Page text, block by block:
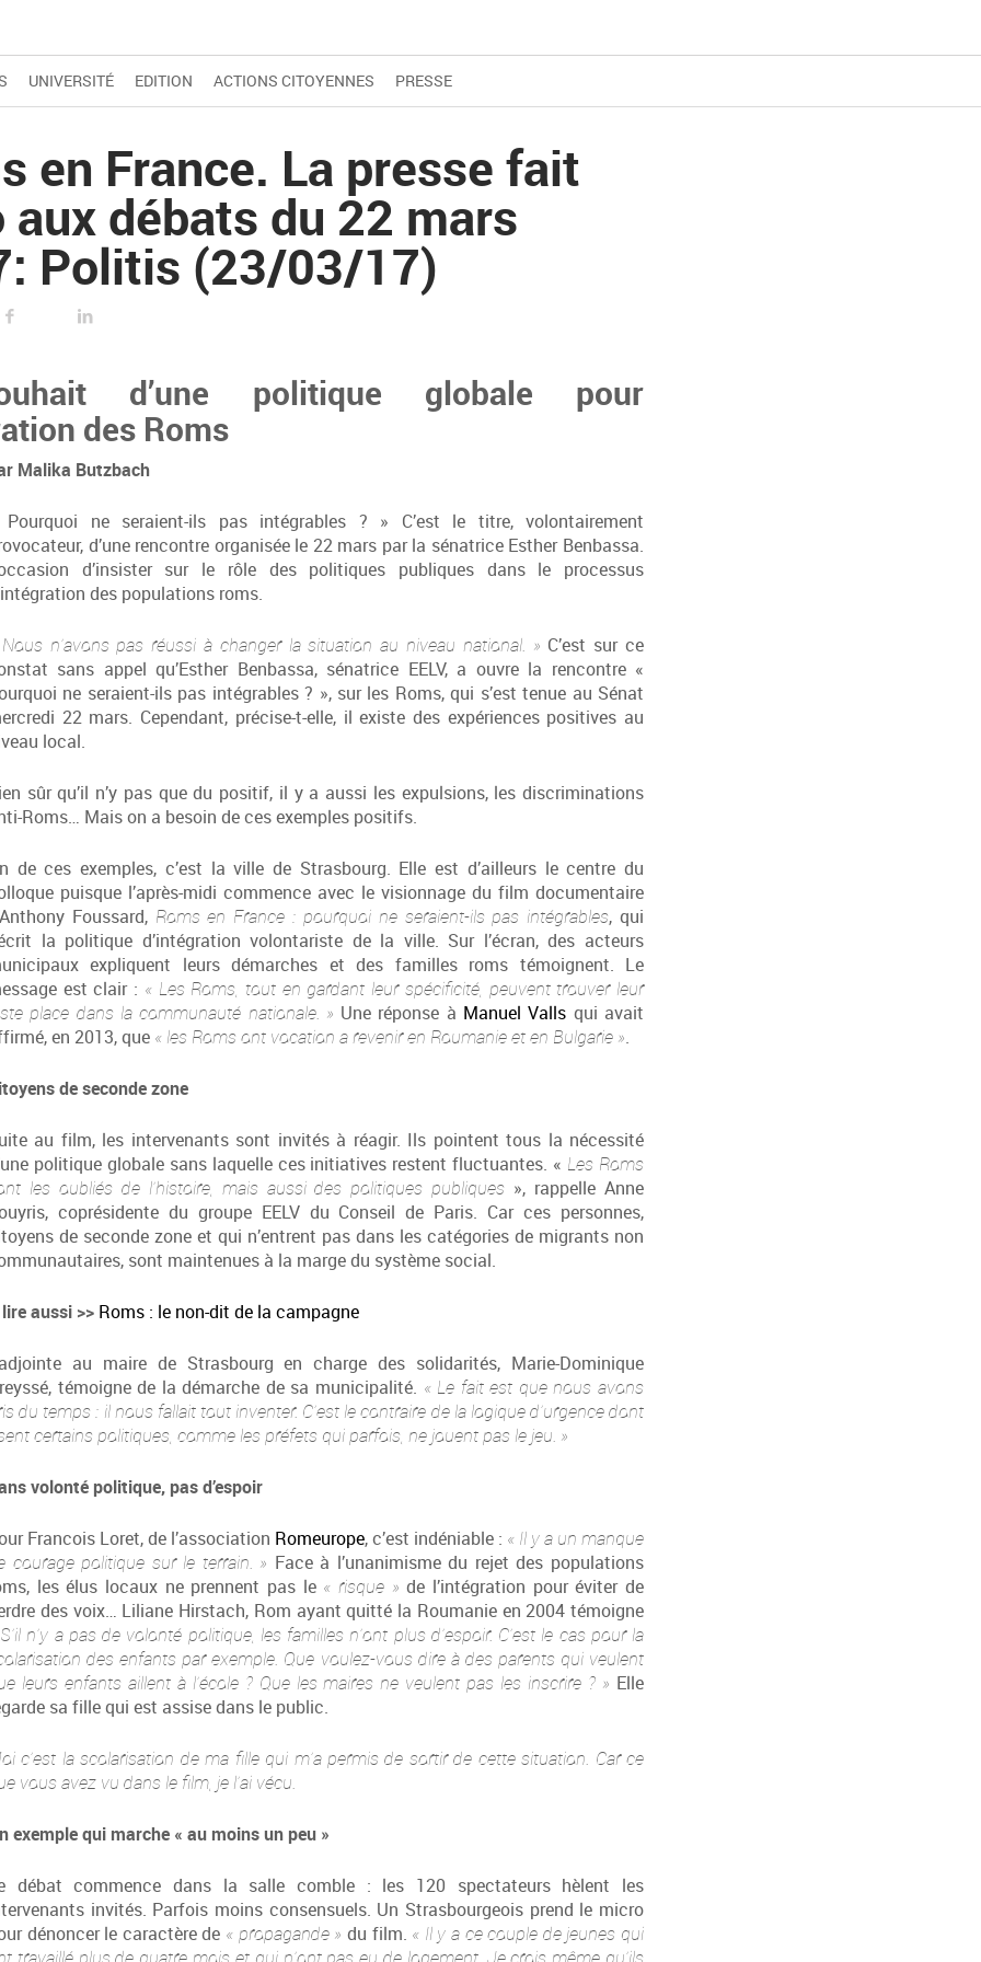
UNIVERSITÉ EDITION ACTIONS CITOYENNES PRESSE
en France. La presse fait
aux débats du 22 mars
Politis (23/03/17)
d’une politique globale pour
des Roms
Malika Butzbach
Pourquoi ne seraient-ils pas intégrables ? » C’est le titre, volontairement
d’une rencontre organisée le 22 mars par la sénatrice Esther Benbassa.
d’insister sur le rôle des politiques publiques dans le processus
des populations roms.
n’avons pas réussi à changer la situation au niveau national. » C’est sur ce
sans appel qu’Esther Benbassa, sénatrice EELV, a ouvre la rencontre «
ne seraient-ils pas intégrables ? », sur les Roms, qui s’est tenue au Sénat
22 mars. Cependant, précise-t-elle, il existe des expériences positives au
local.
sûr qu’il n’y pas que du positif, il y a aussi les expulsions, les discriminations
Roms… Mais on a besoin de ces exemples positifs.
de ces exemples, c’est la ville de Strasbourg. Elle est d’ailleurs le centre du
puisque l’après-midi commence avec le visionnage du film documentaire
Foussard, Roms en France : pourquoi ne seraient-ils pas intégrables, qui
la politique d’intégration volontariste de la ville. Sur l’écran, des acteurs
expliquent leurs démarches et des familles roms témoignent. Le
est clair : « Les Roms, tout en gardant leur spécificité, peuvent trouver leur
place dans la communauté nationale. » Une réponse à Manuel Valls qui avait
en 2013, que « les Roms ont vocation a revenir en Roumanie et en Bulgarie ».
de seconde zone
au film, les intervenants sont invités à réagir. Ils pointent tous la nécessité
politique globale sans laquelle ces initiatives restent fluctuantes. « Les Roms
les oubliés de l’histoire, mais aussi des politiques publiques », rappelle Anne
coprésidente du groupe EELV du Conseil de Paris. Car ces personnes,
de seconde zone et qui n’entrent pas dans les catégories de migrants non
sont maintenues à la marge du système social.
aussi >> Roms : le non-dit de la campagne
au maire de Strasbourg en charge des solidarités, Marie-Dominique
témoigne de la démarche de sa municipalité. « Le fait est que nous avons
du temps : il nous fallait tout inventer. C’est le contraire de la logique d’urgence dont
certains politiques, comme les préfets qui parfois, ne jouent pas le jeu. »
volonté politique, pas d’espoir
Francois Loret, de l’association Romeurope, c’est indéniable : « Il y a un manque
courage politique sur le terrain. » Face à l’unanimisme du rejet des populations
les élus locaux ne prennent pas le « risque » de l’intégration pour éviter de
des voix… Liliane Hirstach, Rom ayant quitté la Roumanie en 2004 témoigne
n’y a pas de volonté politique, les familles n’ont plus d’espoir. C’est le cas pour la
des enfants par exemple. Que voulez-vous dire à des parents qui veulent
leurs enfants aillent à l’école ? Que les maires ne veulent pas les inscrire ? » Elle
sa fille qui est assise dans le public.
c’est la scolarisation de ma fille qui m’a permis de sortir de cette situation. Car ce
vous avez vu dans le film, je l’ai vécu.
exemple qui marche « au moins un peu »
débat commence dans la salle comble : les 120 spectateurs hèlent les
invités. Parfois moins consensuels. Un Strasbourgeois prend le micro
dénoncer le caractère de « propagande » du film. « Il y a ce couple de jeunes qui